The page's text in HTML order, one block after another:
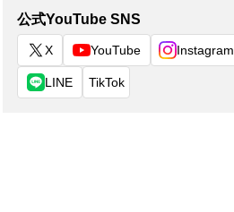
公式YouTube SNS
X YouTube Instagram
LINE TikTok